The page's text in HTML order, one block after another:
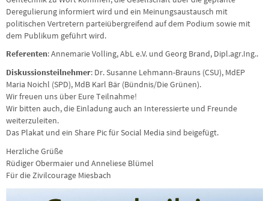
Deregulierung informiert wird und ein Meinungsaustausch mit
politischen Vertretern parteiübergreifend auf dem Podium sowie mit
dem Publikum geführt wird.
Referenten: Annemarie Volling, AbL e.V. und Georg Brand, Dipl.agr.Ing..
Diskussionsteilnehmer: Dr. Susanne Lehmann-Brauns (CSU), MdEP
Maria Noichl (SPD), MdB Karl Bär (Bündnis/Die Grünen).
Wir freuen uns über Eure Teilnahme!
Wir bitten auch, die Einladung auch an Interessierte und Freunde
weiterzuleiten.
Das Plakat und ein Share Pic für Social Media sind beigefügt.
Herzliche Grüße
Rüdiger Obermaier und Anneliese Blümel
Für die Zivilcourage Miesbach